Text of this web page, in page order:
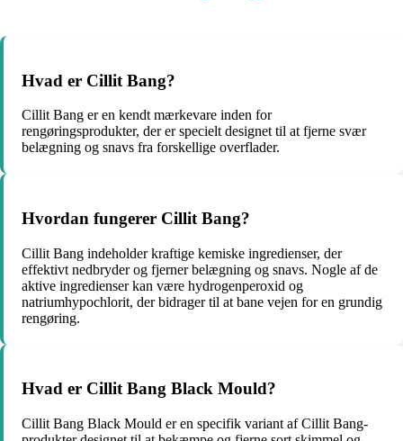
Hvad er Cillit Bang?
Cillit Bang er en kendt mærkevare inden for
rengøringsprodukter, der er specielt designet til at fjerne svær
belægning og snavs fra forskellige overflader.
Hvordan fungerer Cillit Bang?
Cillit Bang indeholder kraftige kemiske ingredienser, der
effektivt nedbryder og fjerner belægning og snavs. Nogle af de
aktive ingredienser kan være hydrogenperoxid og
natriumhypochlorit, der bidrager til at bane vejen for en grundig
rengøring.
Hvad er Cillit Bang Black Mould?
Cillit Bang Black Mould er en specifik variant af Cillit Bang-